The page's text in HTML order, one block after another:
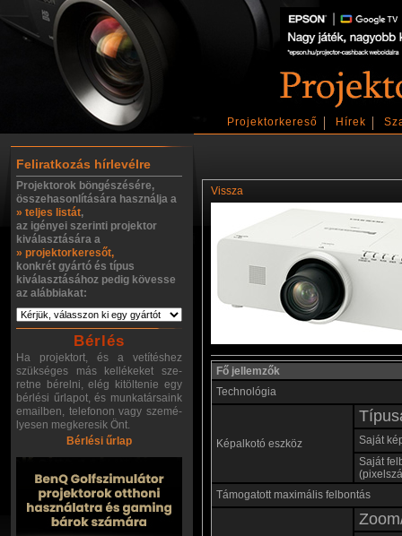
Projektorkereső Hírek
Feliratkozás hírlevélre
Projektorok böngészésére,
összehasonlítására használja a
» teljes listát,
az igényei szerinti projektor
kiválasztására a
» projektorkeresőt,
konkrét gyártó és típus
kiválasztásához pedig kövesse
az alábbiakat:
Bérlés
Ha projektort, és a vetítéshez
szükséges más kellékeket sze-
retne bérelni, elég kitöltenie egy
bérlési űrlapot, és munkatársaink
emailben, telefonon vagy szemé-
lyesen megkeresik Önt.
Bérlési űrlap
Vissza
Fő jellemzők
Technológia
Képalkotó eszköz
Saját
Saját
Támogatott maximális felbontás